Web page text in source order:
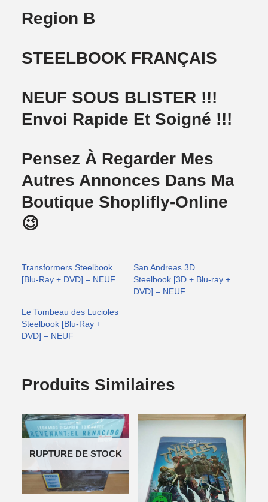
Region B
STEELBOOK FRANÇAIS
NEUF SOUS BLISTER !!!
Envoi Rapide Et Soigné !!!
Pensez À Regarder Mes
Autres Annonces Dans Ma
Boutique Shoplifly-Online
😉
Transformers Steelbook
[Blu-Ray + DVD] – NEUF
San Andreas 3D
Steelbook [3D + Blu-ray +
DVD] – NEUF
Le Tombeau des Lucioles
Steelbook [Blu-Ray +
DVD] – NEUF
Produits Similaires
RUPTURE DE STOCK